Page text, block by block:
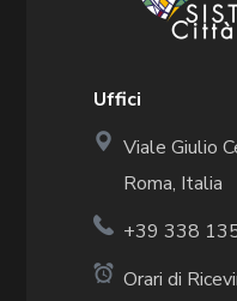
Uffici
Viale Giulio
Roma, Italia
+39 338
Orari di